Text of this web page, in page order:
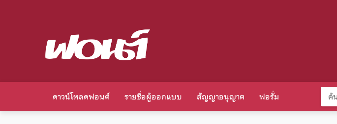
ดาวน์โหลดฟอนต์ รายชื่อผู้ออกแบบ สัญญาอนุญาต ฟอรั่ม